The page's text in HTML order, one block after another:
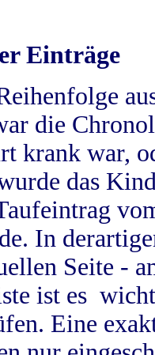
Einträge
die
krank war,
das
In
Seite -
ist es
Eine